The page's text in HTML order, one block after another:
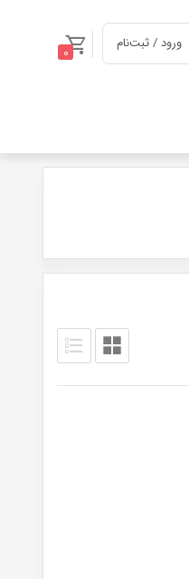
0
ورود / ثبت‌نام